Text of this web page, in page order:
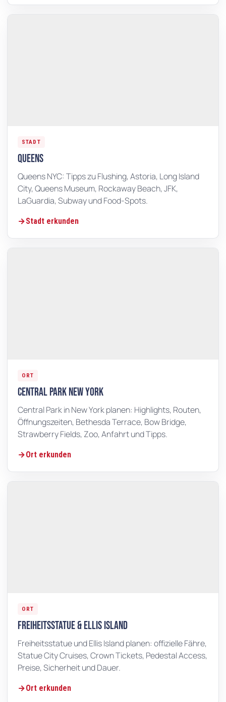
STADT
Queens
Queens NYC: Tipps zu Flushing, Astoria, Long Island
City, Queens Museum, Rockaway Beach, JFK,
LaGuardia, Subway und Food-Spots.
Stadt erkunden
ORT
Central Park New York
Central Park in New York planen: Highlights, Routen,
Öffnungszeiten, Bethesda Terrace, Bow Bridge,
Strawberry Fields, Zoo, Anfahrt und Tipps.
Ort erkunden
ORT
Freiheitsstatue & Ellis Island
Freiheitsstatue und Ellis Island planen: offizielle Fähre,
Statue City Cruises, Crown Tickets, Pedestal Access,
Preise, Sicherheit und Dauer.
Ort erkunden